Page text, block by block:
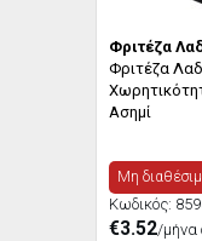
Φριτέζα
Φριτέζα
Ασημί
Μη
Κωδικός:
€3.52/μήνα